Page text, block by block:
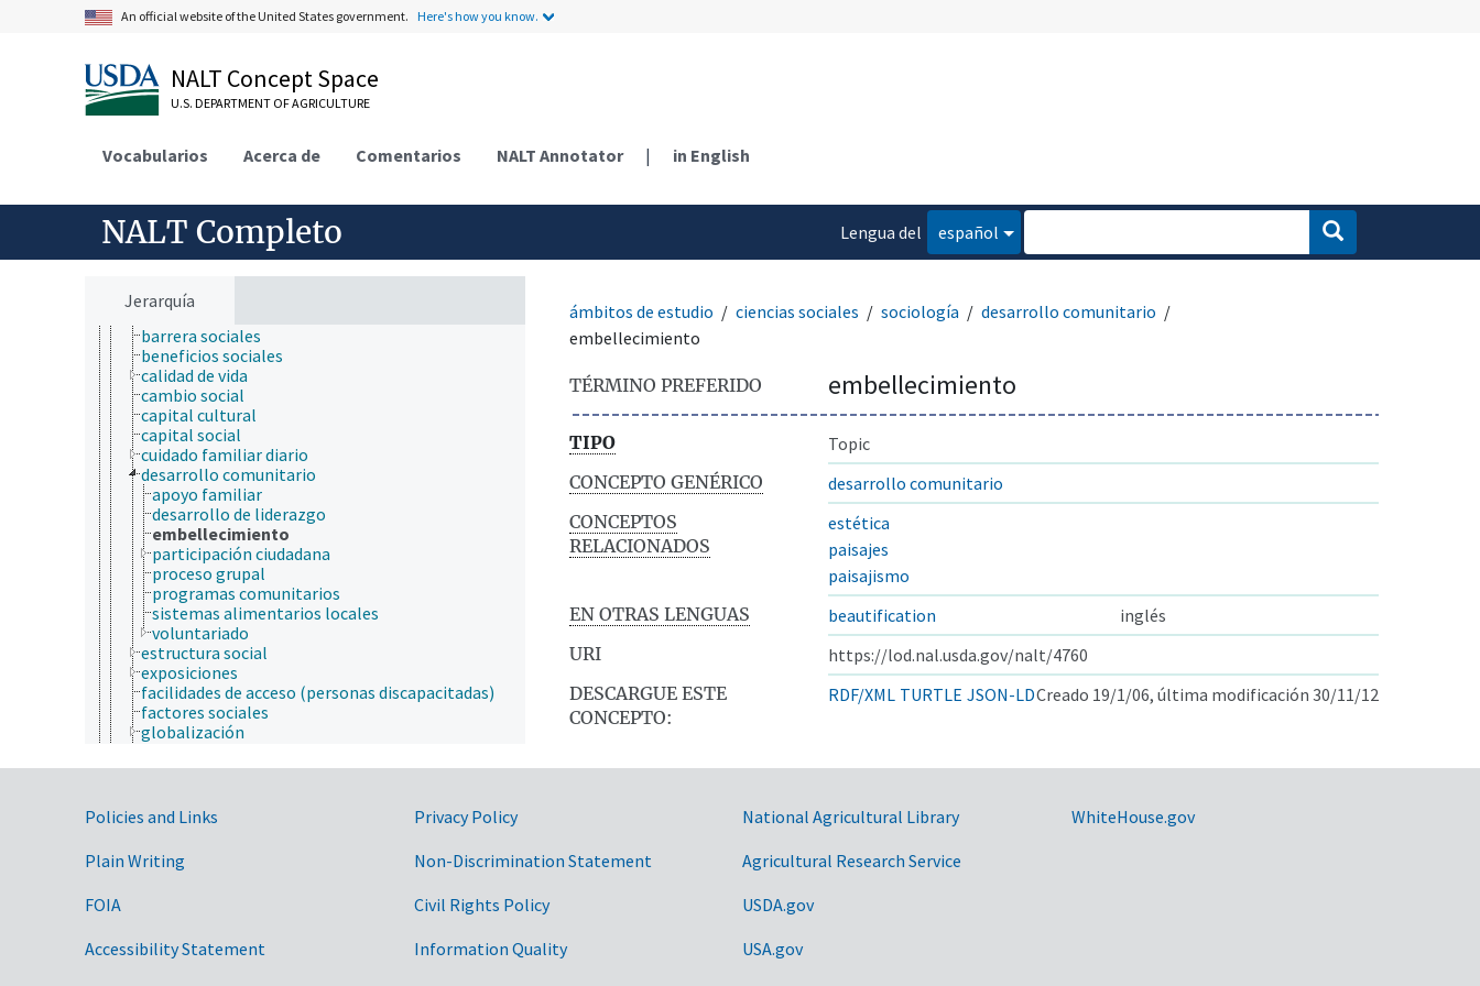
An official website of the United States government. Here's how you know.
NALT Concept Space
U.S. DEPARTMENT OF AGRICULTURE
Vocabularios Acerca de Comentarios NALT Annotator | in English
NALT Completo
Lengua del
español
Jerarquía
ciencia del suelo
ciencias del mar
ciencias forestales
ciencias sociales
criminología
actitudes y opiniones
adaptación social
ambiente social
apoyo social
asentamiento humano
barrera sociales
beneficios sociales
calidad de vida
cambio social
capital cultural
capital social
cuidado familiar diario
desarrollo comunitario
apoyo familiar
desarrollo de liderazgo
embellecimiento
participación ciudadana
proceso grupal
programas comunitarios
sistemas alimentarios locales
voluntariado
estructura social
exposiciones
facilidades de acceso (personas discapacitadas)
factores sociales
globalización
impacto social
mercadotecnia social
migración rural urbana
migración urbana-rural
población humana
rendición de cuentas
ámbitos de estudio ciencias sociales sociología
desarrollo comunitario
embellecimiento
TÉRMINO PREFERIDO embellecimiento
TIPO
Topic
CONCEPTO GENÉRICO
desarrollo comunitario
CONCEPTOS
RELACIONADOS
estética
paisajes
paisajismo
EN OTRAS LENGUAS
beautification
inglés
URI
https://lod.nal.usda.gov/nalt/4760
DESCARGUE ESTE
CONCEPTO:
RDF/XML TURTLE JSON-LDCreado 19/1/06, última modificación 30/11/12
Government Links
Policies and Links
Plain Writing
FOIA
Accessibility Statement
Privacy Policy
Non-Discrimination Statement
Civil Rights Policy
Information Quality
National Agricultural Library
Agricultural Research Service
USDA.gov
USA.gov
WhiteHouse.gov